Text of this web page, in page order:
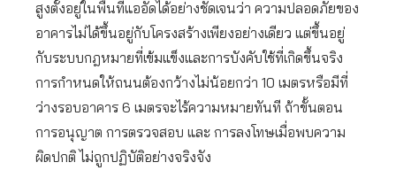
สูงตั้งอยู่ในพื้นที่แออัดได้อย่างชัดเจนว่า ความปลอดภัยของ
อาคารไม่ได้ขึ้นอยู่กับโครงสร้างเพียงอย่างเดียว แต่ขึ้นอยู่
กับระบบกฎหมายที่เข้มแข็งและการบังคับใช้ที่เกิดขึ้นจริง
การกำหนดให้ถนนต้องกว้างไม่น้อยกว่า 10 เมตรหรือมีที่
ว่างรอบอาคาร 6 เมตรจะไร้ความหมายทันที ถ้าขั้นตอน
การอนุญาต การตรวจสอบ และ การลงโทษเมื่อพบความ
ผิดปกติ ไม่ถูกปฏิบัติอย่างจริงจัง